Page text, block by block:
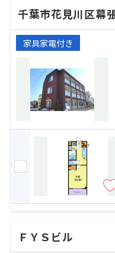
家具家電付き
ＦＹＳビル